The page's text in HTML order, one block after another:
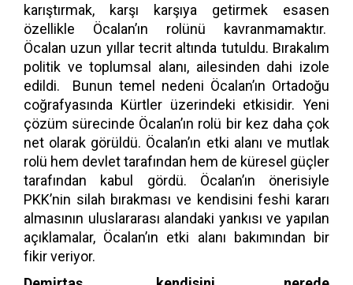
karıştırmak, karşı karşıya getirmek esasen
özellikle Öcalan’ın rolünü kavranmamaktır.
Öcalan uzun yıllar tecrit altında tutuldu. Bırakalım
politik ve toplumsal alanı, ailesinden dahi izole
edildi. Bunun temel nedeni Öcalan’ın Ortadoğu
coğrafyasında Kürtler üzerindeki etkisidir. Yeni
çözüm sürecinde Öcalan’ın rolü bir kez daha çok
net olarak görüldü. Öcalan’ın etki alanı ve mutlak
rolü hem devlet tarafından hem de küresel güçler
tarafından kabul gördü. Öcalan’ın önerisiyle
PKK’nin silah bırakması ve kendisini feshi kararı
almasının uluslararası alandaki yankısı ve yapılan
açıklamalar, Öcalan’ın etki alanı bakımından bir
fikir veriyor.